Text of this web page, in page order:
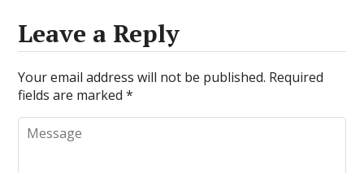
Leave a Reply
Your email address will not be published. Required
fields are marked*